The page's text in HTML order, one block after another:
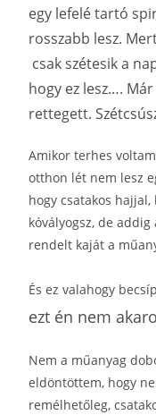
egy lefelé tartó
rosszabb lesz.
csak szétesik a
hogy ez lesz….
rettegett.
Amikor terhes
otthon lét nem lesz
hogy csatakos
kóvályogsz, de
rendelt kaját a
És ez valahogy
ezt én nem
Nem a műanyag
eldöntöttem, hogy
remélhetőleg,